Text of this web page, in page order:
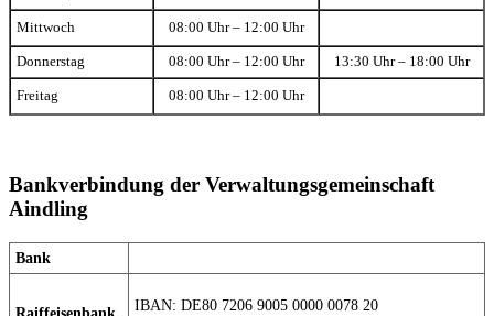
Mittwoch 08:00 Uhr – 12:00 Uhr
Donnerstag 08:00 Uhr – 12:00 Uhr 13:30 Uhr – 18:00 Uhr
Freitag 08:00 Uhr – 12:00 Uhr
Bankverbindung der Verwaltungsgemeinschaft
Aindling
Bank
Raiffeisenbank
IBAN: DE80 7206 9005 0000 0078 20